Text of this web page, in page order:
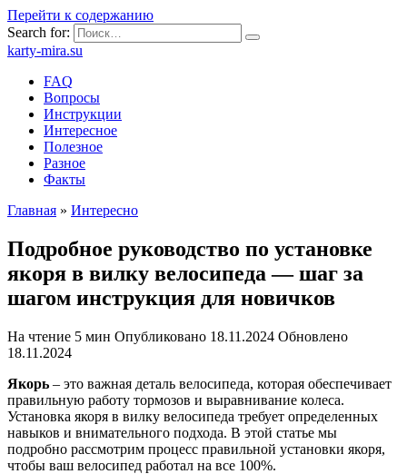
Перейти к содержанию
Search for:
karty-mira.su
FAQ
Вопросы
Инструкции
Интересное
Полезное
Разное
Факты
Главная » Интересно
Подробное руководство по установке
якоря в вилку велосипеда — шаг за
шагом инструкция для новичков
На чтение 5 мин Опубликовано 18.11.2024 Обновлено
18.11.2024
Якорь – это важная деталь велосипеда, которая обеспечивает
правильную работу тормозов и выравнивание колеса.
Установка якоря в вилку велосипеда требует определенных
навыков и внимательного подхода. В этой статье мы
подробно рассмотрим процесс правильной установки якоря,
чтобы ваш велосипед работал на все 100%.